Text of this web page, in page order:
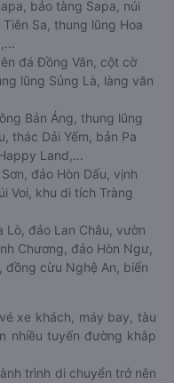
bảo tàng Sapa, núi
Sa, thung lũng Hoa
đá Đồng Văn, cột cờ
lũng Sủng Là, làng văn
Bản Áng, thung lũng
thác Dải Yếm, bản Pa
Land,...
đảo Hòn Dấu, vịnh
Voi, khu di tích Tràng
Lò, đảo Lan Châu, vườn
Chương, đảo Hòn Ngư,
đồng cừu Nghệ An, biển
xe khách, máy bay, tàu
nhiều tuyến đường khắp
trình di chuyển trở nên